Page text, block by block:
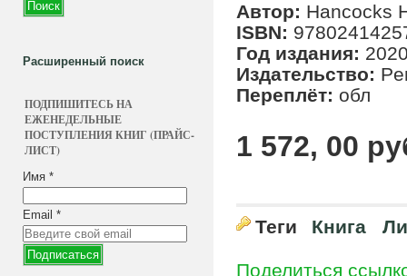
Расширенный поиск
ПОДПИШИТЕСЬ НА
ЕЖЕНЕДЕЛЬНЫЕ
ПОСТУПЛЕНИЯ КНИГ (ПРАЙС-
ЛИСТ)
Имя *
Email *
Автор: Hancocks
ISBN:
Год издания:
Издательство:
Переплёт: обл
1 572, 00
Теги Книга
Поделиться